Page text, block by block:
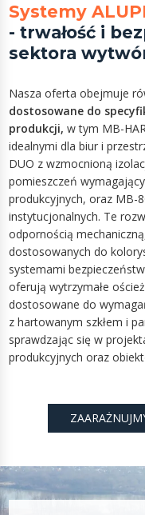
Systemy
- trwałość i
sektora
Nasza oferta obejmuje
dostosowane do
produkcji, w tym MB-
idealnymi dla biur i
DUO z wzmocnioną
pomieszczeń
produkcyjnych, oraz MB-
instytucjonalnych. Te
odpornością
dostosowanych do
systemami
oferują wytrzymałe
dostosowane do
z hartowanym szkłem i
sprawdzając się w
produkcyjnych oraz